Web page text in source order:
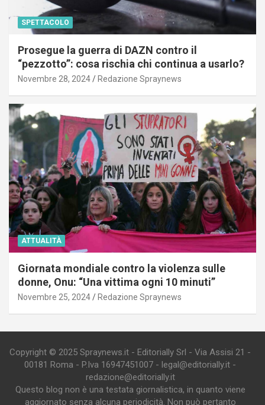
SPETTACOLO
Prosegue la guerra di DAZN contro il
“pezzotto”: cosa rischia chi continua a usarlo?
Novembre 28, 2024 Redazione Spraynews
ATTUALITÀ
Giornata mondiale contro la violenza sulle
donne, Onu: “Una vittima ogni 10 minuti”
Novembre 25, 2024 Redazione Spraynews
Copyright © 2025 Spraynews.it - Editorially Srl - Via Assisi 21 -
00181 Roma - P.Iva 16947451007 - legal@editorially.it -
redazione@editorially.it
Questo blog non è una testata giornalistica, in quanto viene
aggiornato senza alcuna periodicità. Non può pertanto